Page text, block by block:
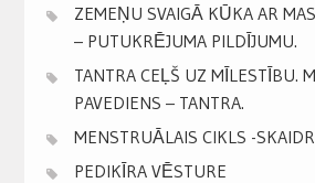
ZEMEŅU SVAIGĀ KŪKA AR
– PUTUKRĒJUMA PILDĪJUMU.
TANTRA CEĻŠ UZ MĪLESTĪBU.
PAVEDIENS – TANTRA.
MENSTRUĀLAIS CIKLS -
PEDIKĪRA VĒSTURE